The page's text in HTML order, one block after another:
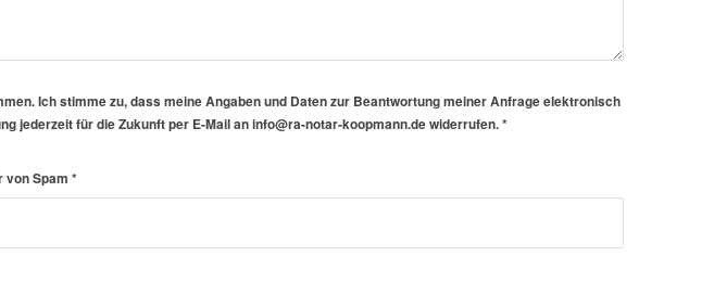
Ich stimme zu, dass meine Angaben und Daten zur Beantwortung meiner Anfrage elektronisch
jederzeit für die Zukunft per E-Mail an info@ra-notar-koopmann.de widerrufen.*
von Spam *